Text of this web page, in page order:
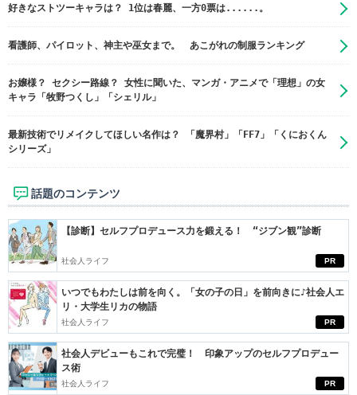
好きなストツーキャラは？ 1位は春麗、一方0票は......。
看護師、パイロット、神主や巫女まで。 あこがれの制服ランキング
お嬢様？ セクシー路線？ 女性に聞いた、マンガ・アニメで「理想」の女
キャラ「牧野つくし」「シェリル」
最新技術でリメイクしてほしい名作は？ 「魔界村」「FF7」「くにおくん
シリーズ」
話題のコンテンツ
PR
【診断】セルフプロデュース力を鍛える！ “ジブン観”診断
社会人ライフ
PR
いつでもわたしは前を向く。「女の子の日」を前向きに♪社会人エ
リ・大学生リカの物語
社会人ライフ
PR
社会人デビューもこれで完璧！ 印象アップのセルフプロデュー
ス術
社会人ライフ